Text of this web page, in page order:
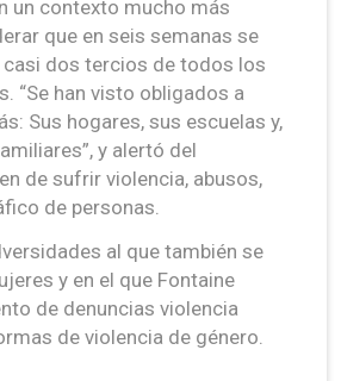
un contexto mucho más
que en seis semanas se
casi dos tercios de todos los
“Se han visto obligados a
Sus hogares, sus escuelas y,
y alertó del
de sufrir violencia, abusos,
de personas.
al que también se
y en el que Fontaine
de denuncias violencia
de violencia de género.